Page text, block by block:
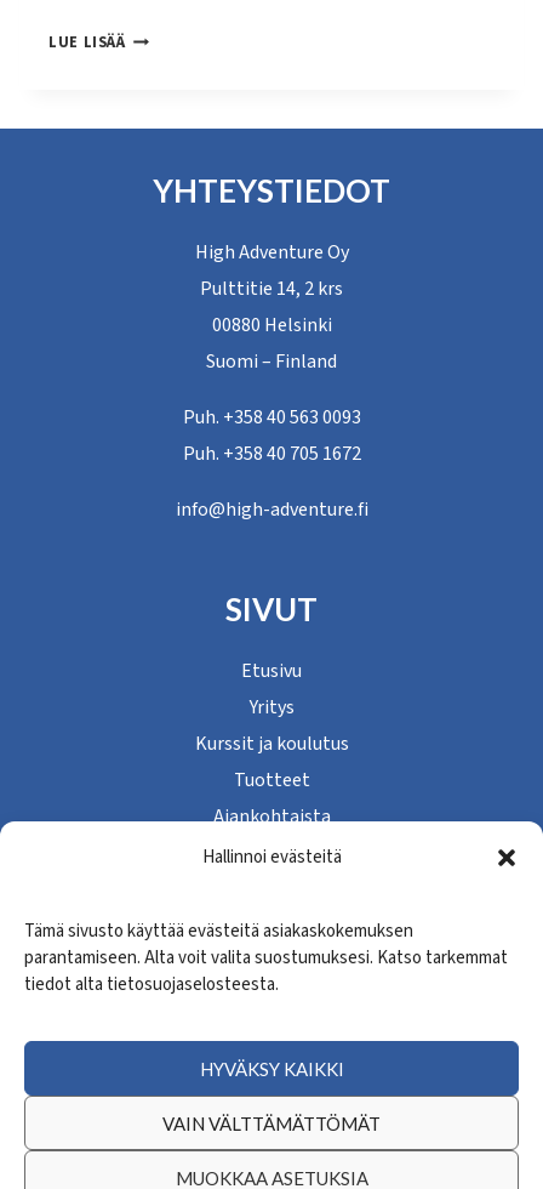
Hallinnoi evästeitä
Tämä sivusto käyttää evästeitä asiakaskokemuksen
parantamiseen. Alta voit valita suostumuksesi. Katso tarkemmat
tiedot alta tietosuojaselosteesta.
HYVÄKSY KAIKKI
VAIN VÄLTTÄMÄTTÖMÄT
MUOKKAA ASETUKSIA
LUE LISÄÄPOHJOIS-
YHTEYSTIEDOT
High Adventure Oy
Pulttitie 14, 2 krs
00880 Helsinki
Suomi – Finland
Puh. +358 40 563 0093
Puh. +358 40 705 1672
info@high-adventure.fi
SIVUT
Etusivu
Yritys
Kurssit ja koulutus
Tuotteet
Ajankohtaista
Yhteystiedot
SEURAA MEITÄ
Facebook
Instagram
High Adventure Oy © 2024 | WordPress-kotisivut